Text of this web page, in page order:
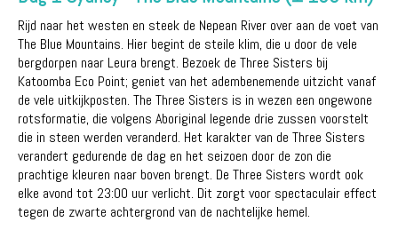
Rijd naar het westen en steek de Nepean River over aan de voet van
The Blue Mountains. Hier begint de steile klim, die u door de vele
bergdorpen naar Leura brengt. Bezoek de Three Sisters bij
Katoomba Eco Point; geniet van het adembenemende uitzicht vanaf
de vele uitkijkposten. The Three Sisters is in wezen een ongewone
rotsformatie, die volgens Aboriginal legende drie zussen voorstelt
die in steen werden veranderd. Het karakter van de Three Sisters
verandert gedurende de dag en het seizoen door de zon die
prachtige kleuren naar boven brengt. De Three Sisters wordt ook
elke avond tot 23:00 uur verlicht. Dit zorgt voor spectaculair effect
tegen de zwarte achtergrond van de nachtelijke hemel.